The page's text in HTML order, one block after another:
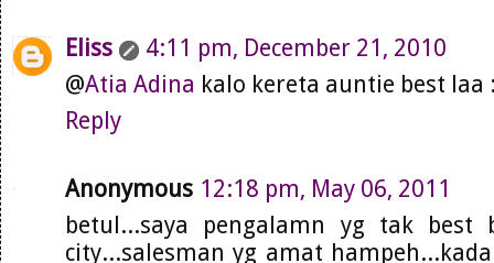
Eliss
4:11 pm, December 21, 2010
@Atia Adina kalo kereta auntie best laa
Reply
Anonymous 12:18 pm, May 06, 2011
betul...saya pengalamn yg tak best
city...salesman yg amat